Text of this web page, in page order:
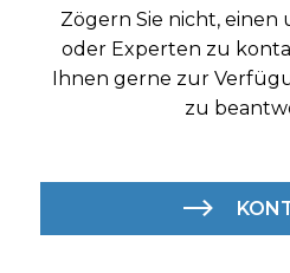
Zögern Sie nicht,
oder Experten zu
Ihnen gerne zur
zu